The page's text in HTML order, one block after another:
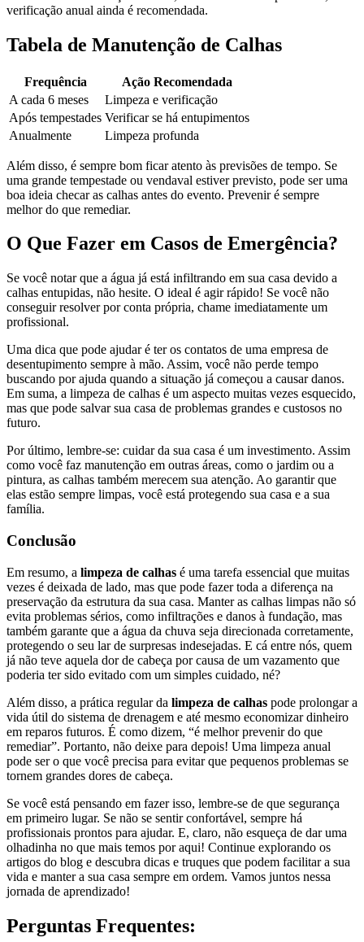
verificação anual ainda é recomendada.
Tabela de Manutenção de Calhas
Frequência
Ação Recomendada
A cada 6 meses
Limpeza e verificação
Após tempestades Verificar se há entupimentos
Anualmente
Limpeza profunda
Além disso, é sempre bom ficar atento às previsões de tempo. Se
uma grande tempestade ou vendaval estiver previsto, pode ser uma
boa ideia checar as calhas antes do evento. Prevenir é sempre
melhor do que remediar.
O Que Fazer em Casos de Emergência?
Se você notar que a água já está infiltrando em sua casa devido a
calhas entupidas, não hesite. O ideal é agir rápido! Se você não
conseguir resolver por conta própria, chame imediatamente um
profissional.
Uma dica que pode ajudar é ter os contatos de uma empresa de
desentupimento sempre à mão. Assim, você não perde tempo
buscando por ajuda quando a situação já começou a causar danos.
Em suma, a limpeza de calhas é um aspecto muitas vezes esquecido,
mas que pode salvar sua casa de problemas grandes e custosos no
futuro.
Por último, lembre-se: cuidar da sua casa é um investimento. Assim
como você faz manutenção em outras áreas, como o jardim ou a
pintura, as calhas também merecem sua atenção. Ao garantir que
elas estão sempre limpas, você está protegendo sua casa e a sua
família.
Conclusão
Em resumo, a limpeza de calhas é uma tarefa essencial que muitas
vezes é deixada de lado, mas que pode fazer toda a diferença na
preservação da estrutura da sua casa. Manter as calhas limpas não só
evita problemas sérios, como infiltrações e danos à fundação, mas
também garante que a água da chuva seja direcionada corretamente,
protegendo o seu lar de surpresas indesejadas. E cá entre nós, quem
já não teve aquela dor de cabeça por causa de um vazamento que
poderia ter sido evitado com um simples cuidado, né?
Além disso, a prática regular da limpeza de calhas pode prolongar a
vida útil do sistema de drenagem e até mesmo economizar dinheiro
em reparos futuros. É como dizem, “é melhor prevenir do que
remediar”. Portanto, não deixe para depois! Uma limpeza anual
pode ser o que você precisa para evitar que pequenos problemas se
tornem grandes dores de cabeça.
Se você está pensando em fazer isso, lembre-se de que segurança
em primeiro lugar. Se não se sentir confortável, sempre há
profissionais prontos para ajudar. E, claro, não esqueça de dar uma
olhadinha no que mais temos por aqui! Continue explorando os
artigos do blog e descubra dicas e truques que podem facilitar a sua
vida e manter a sua casa sempre em ordem. Vamos juntos nessa
jornada de aprendizado!
Perguntas Frequentes: